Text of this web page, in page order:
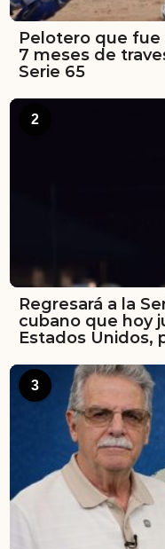
Pelotero que fue
7 meses de
Serie 65
2
Regresará a la
cubano que hoy
Estados Unidos,
3